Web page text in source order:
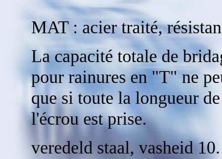
MAT : acier traité,
La capacité totale de
pour rainures en "T" ne
que si toute la longueur
l'écrou est prise.
veredeld staal, vasheid 10.